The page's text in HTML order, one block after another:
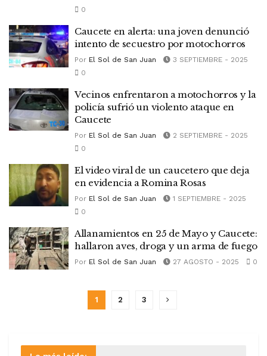
0
Caucete en alerta: una joven denunció
intento de secuestro por motochorros
Por El Sol de San Juan
3 SEPTIEMBRE - 2025
0
Vecinos enfrentaron a motochorros y la
policía sufrió un violento ataque en
Caucete
Por El Sol de San Juan
2 SEPTIEMBRE - 2025
0
El video viral de un caucetero que deja
en evidencia a Romina Rosas
Por El Sol de San Juan
1 SEPTIEMBRE - 2025
0
Allanamientos en 25 de Mayo y Caucete:
hallaron aves, droga y un arma de fuego
Por El Sol de San Juan 27 AGOSTO - 2025 0
1 2 3